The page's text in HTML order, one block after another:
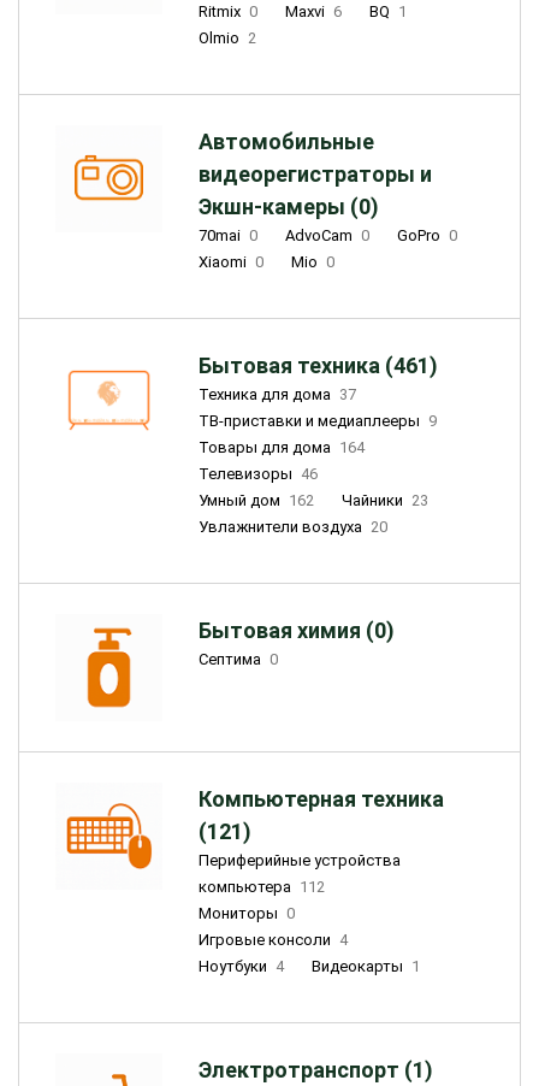
Ritmix 0 Maxvi 6 BQ 1
Olmio 2
Автомобильные
видеорегистраторы и
Экшн-камеры (0)
70mai 0 AdvoCam 0 GoPro 0
Xiaomi 0 Mio 0
Бытовая техника (461)
Техника для дома 37
ТВ-приставки и медиаплееры 9
Товары для дома 164
Телевизоры 46
Умный дом 162 Чайники 23
Увлажнители воздуха 20
Бытовая химия (0)
Септима 0
Компьютерная техника
(121)
Периферийные устройства
компьютера 112
Мониторы 0
Игровые консоли 4
Ноутбуки 4 Видеокарты 1
Электротранспорт (1)